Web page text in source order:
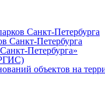
Санкт‑Петербурга
Санкт‑Петербурга
объектов на